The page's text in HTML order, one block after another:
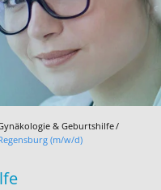
& Geburtshilfe
(m/w/d)